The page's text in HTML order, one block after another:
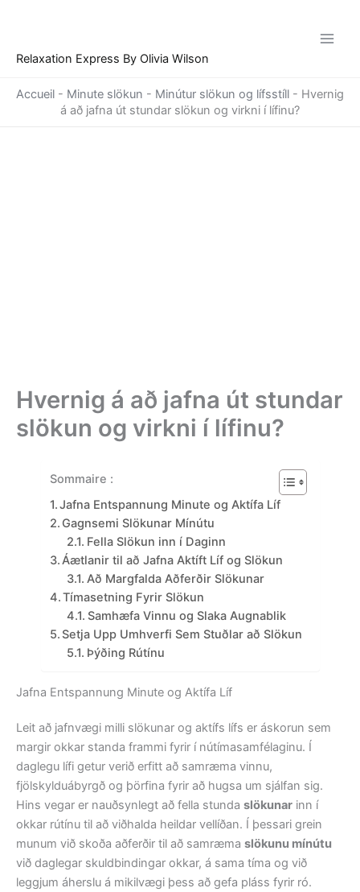
Relaxation Express By Olivia Wilson
Accueil - Minute slökun - Minútur slökun og lífsstíll - Hvernig
á að jafna út stundar slökun og virkni í lífinu?
Hvernig á að jafna út stundar
slökun og virkni í lífinu?
Sommaire :
Jafna Entspannung Minute og Aktífa Líf
Gagnsemi Slökunar Mínútu
Fella Slökun inn í Daginn
Áætlanir til að Jafna Aktíft Líf og Slökun
Að Margfalda Aðferðir Slökunar
Tímasetning Fyrir Slökun
Samhæfa Vinnu og Slaka Augnablik
Setja Upp Umhverfi Sem Stuðlar að Slökun
Þýðing Rútínu
Jafna Entspannung Minute og Aktífa Líf
Leit að jafnvægi milli slökunar og aktífs lífs er áskorun sem
margir okkar standa frammi fyrir í nútímasamfélaginu. Í
daglegu lífi getur verið erfitt að samræma vinnu,
fjölskylduábyrgð og þörfina fyrir að hugsa um sjálfan sig.
Hins vegar er nauðsynlegt að fella stunda slökunar inn í
okkar rútínu til að viðhalda heildar vellíðan. Í þessari grein
munum við skoða aðferðir til að samræma slökunu mínútu
við daglegar skuldbindingar okkar, á sama tíma og við
leggjum áherslu á mikilvægi þess að gefa pláss fyrir ró.